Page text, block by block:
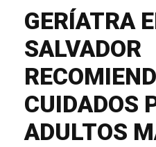
GERÍATRA
SALVADOR
CUIDADOS
ADULTOS